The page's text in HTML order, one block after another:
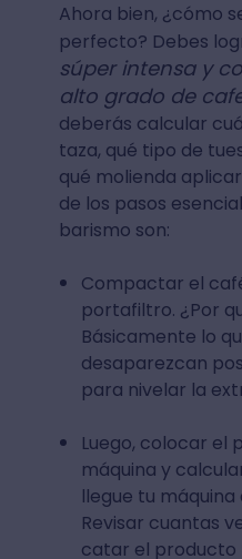
Ahora bien, ¿cómo
perfecto? Debes
súper intensa y
alto grado de
deberás calcular
taza, qué tipo de
qué molienda
de los pasos
barismo son:
Compactar el
portafiltro. ¿Por
Básicamente lo
desaparezcan
para nivelar la
Luego, colocar el
máquina y
llegue tu
Revisar cuantas
catar el producto